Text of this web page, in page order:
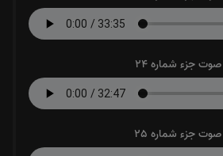
صوت جزء شماره 24
صوت جزء شماره 25